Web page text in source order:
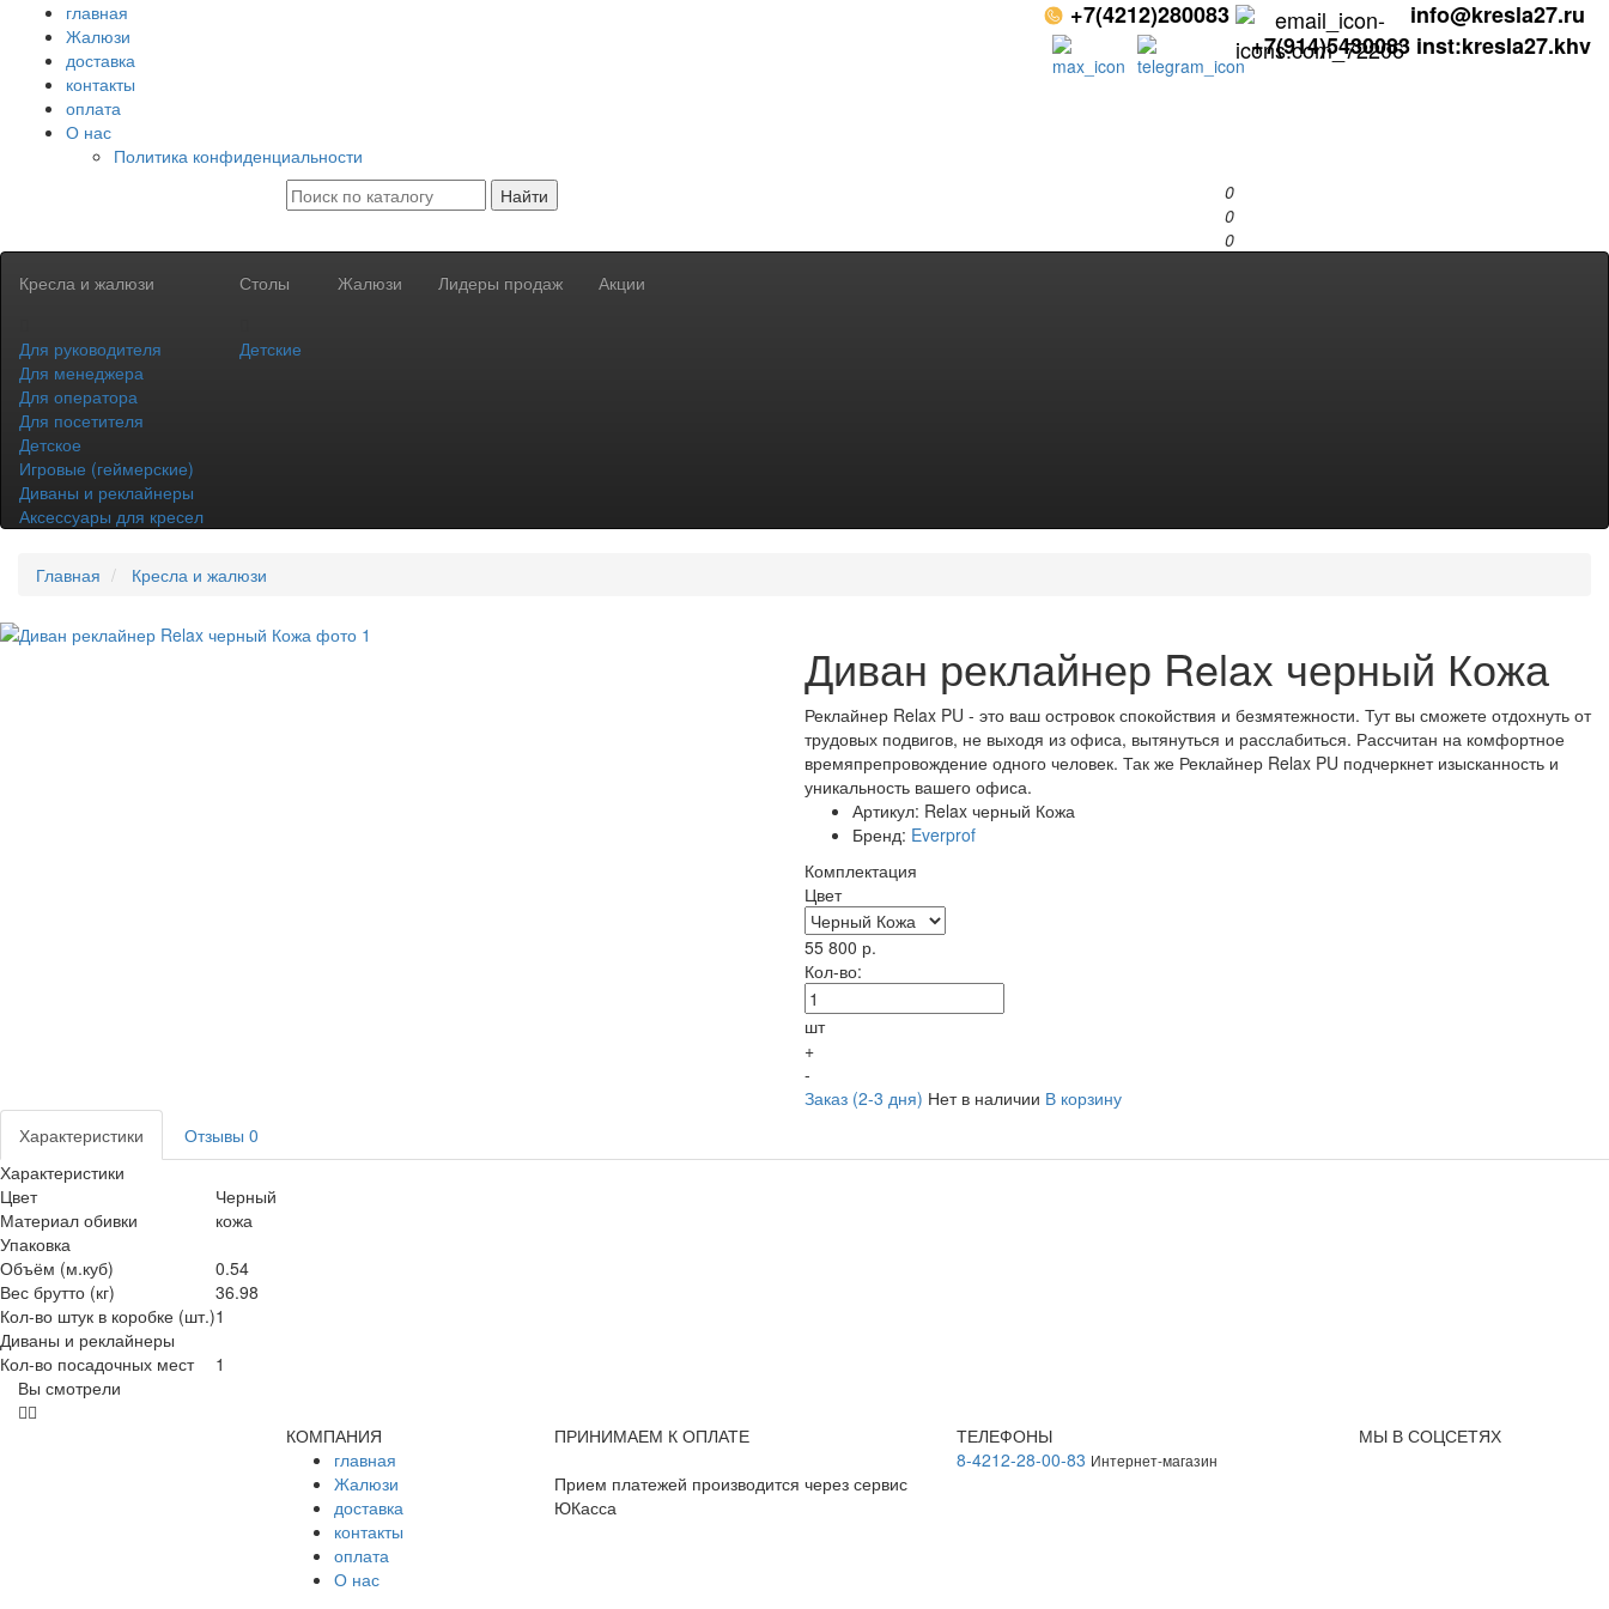
главная
Жалюзи
доставка
контакты
оплата
О нас
Политика конфиденциальности
+7(4212)280083
info@kresla27.ru
+7(914)5430083 inst:kresla27.khv
Найти
0
0
0
Кресла и жалюзи
Для руководителя
Для менеджера
Для оператора
Для посетителя
Детское
Игровые (геймерские)
Диваны и реклайнеры
Аксессуары для кресел
Столы
Детские
Жалюзи Лидеры продаж Акции
Главная Кресла и жалюзи
Диван реклайнер Relax черный Кожа
Реклайнер Relax PU - это ваш островок спокойствия и безмятежности. Тут вы сможете отдохнуть от
трудовых подвигов, не выходя из офиса, вытянуться и расслабиться. Рассчитан на комфортное
времяпрепровождение одного человек. Так же Реклайнер Relax PU подчеркнет изысканность и
уникальность вашего офиса.
Артикул: Relax черный Кожа
Бренд: Everprof
Комплектация
Цвет
55 800 р.
Кол-во:
шт
+
-
Заказ (2-3 дня) Нет в наличии В корзину
Характеристики
Отзывы 0
Характеристики
Цвет
Черный
Материал обивки
кожа
Упаковка
Объём (м.куб)
0.54
Вес брутто (кг)
36.98
Кол-во штук в коробке (шт.)1
Диваны и реклайнеры
Кол-во посадочных мест
1
Вы смотрели
КОМПАНИЯ
главная
Жалюзи
доставка
контакты
оплата
О нас
ПРИНИМАЕМ К ОПЛАТЕ
Прием платежей производится через сервис
ЮКасса
ТЕЛЕФОНЫ
8-4212-28-00-83 Интернет-магазин
МЫ В СОЦСЕТЯХ